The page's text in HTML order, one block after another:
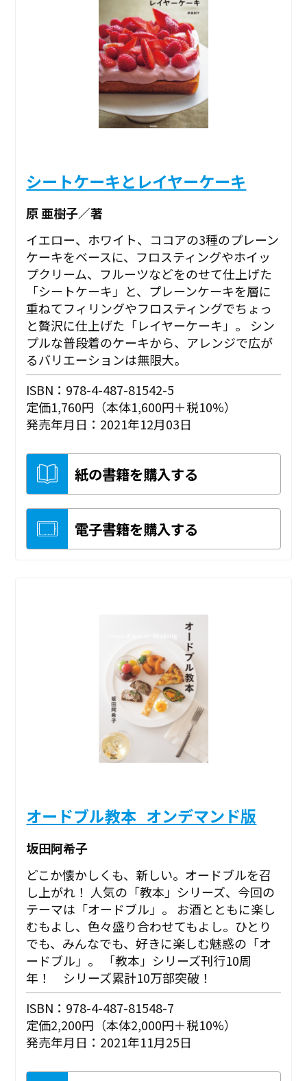
シートケーキとレイヤーケーキ
原 亜樹子／著
イエロー、ホワイト、ココアの3種のプレーン
ケーキをベースに、フロスティングやホイッ
プクリーム、フルーツなどをのせて仕上げた
「シートケーキ」と、プレーンケーキを層に
重ねてフィリングやフロスティングでちょっ
と贅沢に仕上げた「レイヤーケーキ」。 シン
プルな普段着のケーキから、アレンジで広が
るバリエーションは無限大。
ISBN：978-4-487-81542-5
定価1,760円（本体1,600円＋税10%）
発売年月日：2021年12月03日
紙の書籍を購入する
電子書籍を購入する
オードブル教本_オンデマンド版
坂田阿希子
どこか懐かしくも、新しい。オードブルを召
し上がれ！ 人気の「教本」シリーズ、今回の
テーマは「オードブル」。 お酒とともに楽し
むもよし、色々盛り合わせてもよし。ひとり
でも、みんなでも、好きに楽しむ魅惑の「オ
ードブル」。 「教本」シリーズ刊行10周
年！ シリーズ累計10万部突破！
ISBN：978-4-487-81548-7
定価2,200円（本体2,000円＋税10%）
発売年月日：2021年11月25日